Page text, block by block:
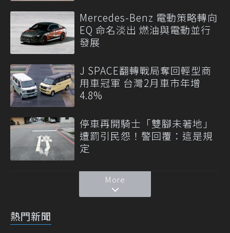
Mercedes-Benz 電動策略轉向
EQ 命名淡出 燃油與電動並行
發展
J SPACE翻轉戰局奪回輕型商
用車冠軍 台灣2月車市年增
4.8%
停車再開騎士「雙腳未著地」
遭罰引民怨！警回覆：這是規
定
More
熱門新聞